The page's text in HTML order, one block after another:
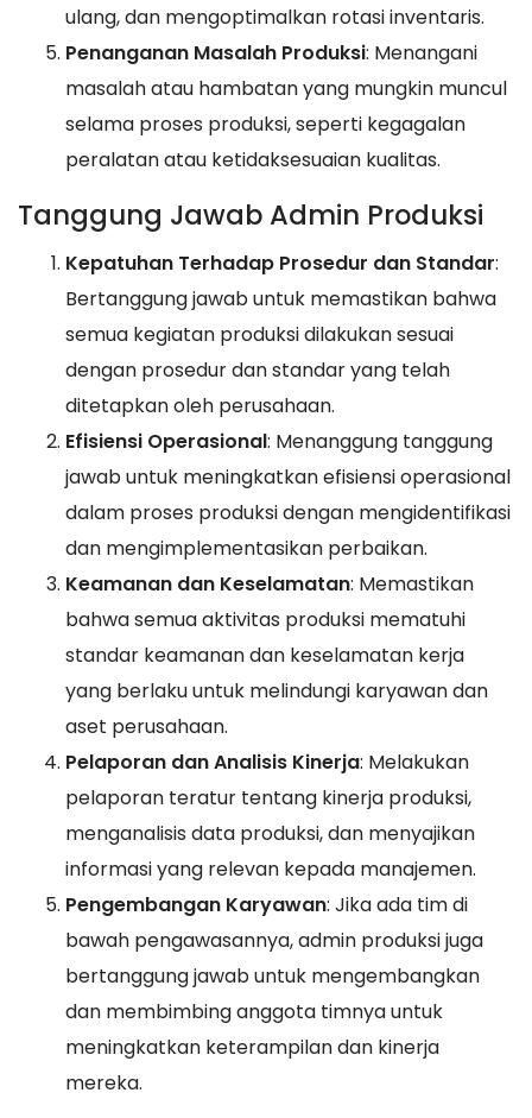
ulang, dan mengoptimalkan rotasi inventaris.
Penanganan Masalah Produksi: Menangani
masalah atau hambatan yang mungkin muncul
selama proses produksi, seperti kegagalan
peralatan atau ketidaksesuaian kualitas.
Tanggung Jawab Admin Produksi
Kepatuhan Terhadap Prosedur dan Standar:
Bertanggung jawab untuk memastikan bahwa
semua kegiatan produksi dilakukan sesuai
dengan prosedur dan standar yang telah
ditetapkan oleh perusahaan.
Efisiensi Operasional: Menanggung tanggung
jawab untuk meningkatkan efisiensi operasional
dalam proses produksi dengan mengidentifikasi
dan mengimplementasikan perbaikan.
Keamanan dan Keselamatan: Memastikan
bahwa semua aktivitas produksi mematuhi
standar keamanan dan keselamatan kerja
yang berlaku untuk melindungi karyawan dan
aset perusahaan.
Pelaporan dan Analisis Kinerja: Melakukan
pelaporan teratur tentang kinerja produksi,
menganalisis data produksi, dan menyajikan
informasi yang relevan kepada manajemen.
Pengembangan Karyawan: Jika ada tim di
bawah pengawasannya, admin produksi juga
bertanggung jawab untuk mengembangkan
dan membimbing anggota timnya untuk
meningkatkan keterampilan dan kinerja
mereka.